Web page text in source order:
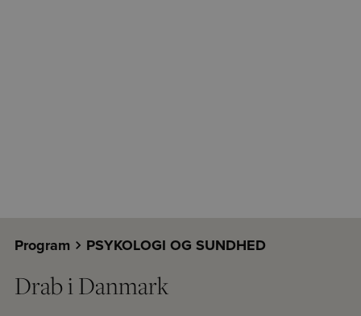
Program PSYKOLOGI OG SUNDHED
Drab i Danmark